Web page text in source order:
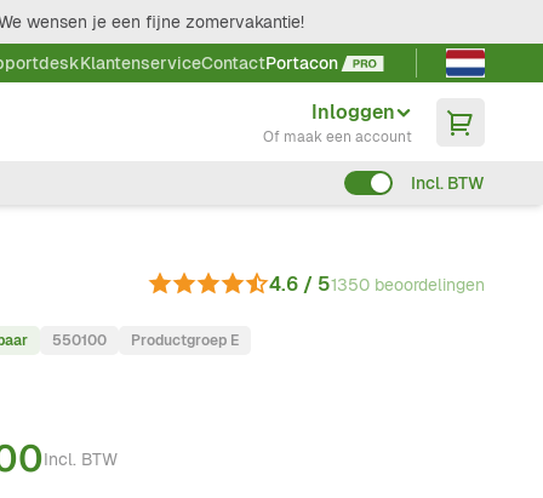
wensen je een fijne zomervakantie!
KlantenserviceContactPortacon
Taal kiezen
Inloggen
Of maak een account
Incl. BTW
4.6 / 51350 beoordelingen
550100 Productgroep E
Incl. BTW